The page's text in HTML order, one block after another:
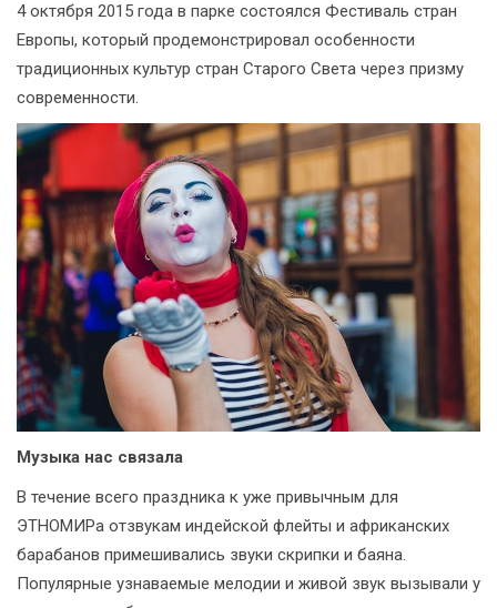
4 октября 2015 года в парке состоялся Фестиваль стран
Европы, который продемонстрировал особенности
традиционных культур стран Старого Света через призму
современности.
Музыка нас связала
В течение всего праздника к уже привычным для
ЭТНОМИРа отзвукам индейской флейты и африканских
барабанов примешивались звуки скрипки и баяна.
Популярные узнаваемые мелодии и живой звук вызывали у